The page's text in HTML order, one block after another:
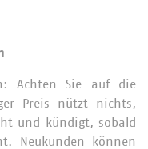
Achten Sie auf die
Preis nützt nichts,
und kündigt, sobald
Neukunden können